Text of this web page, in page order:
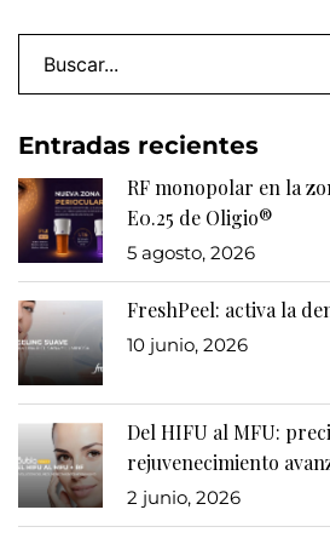
Entradas recientes
RF monopolar en la
E0.25 de Oligio®
5 agosto, 2026
FreshPeel: activa la
10 junio, 2026
Del HIFU al MFU:
rejuvenecimiento
2 junio, 2026